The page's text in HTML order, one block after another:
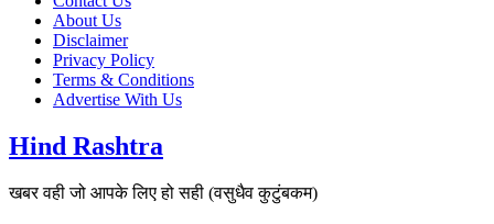
About Us
Disclaimer
Privacy Policy
Terms & Conditions
Advertise With Us
Hind Rashtra
खबर वही जो आपके लिए हो सही (वसुधैव कुटुंबकम)